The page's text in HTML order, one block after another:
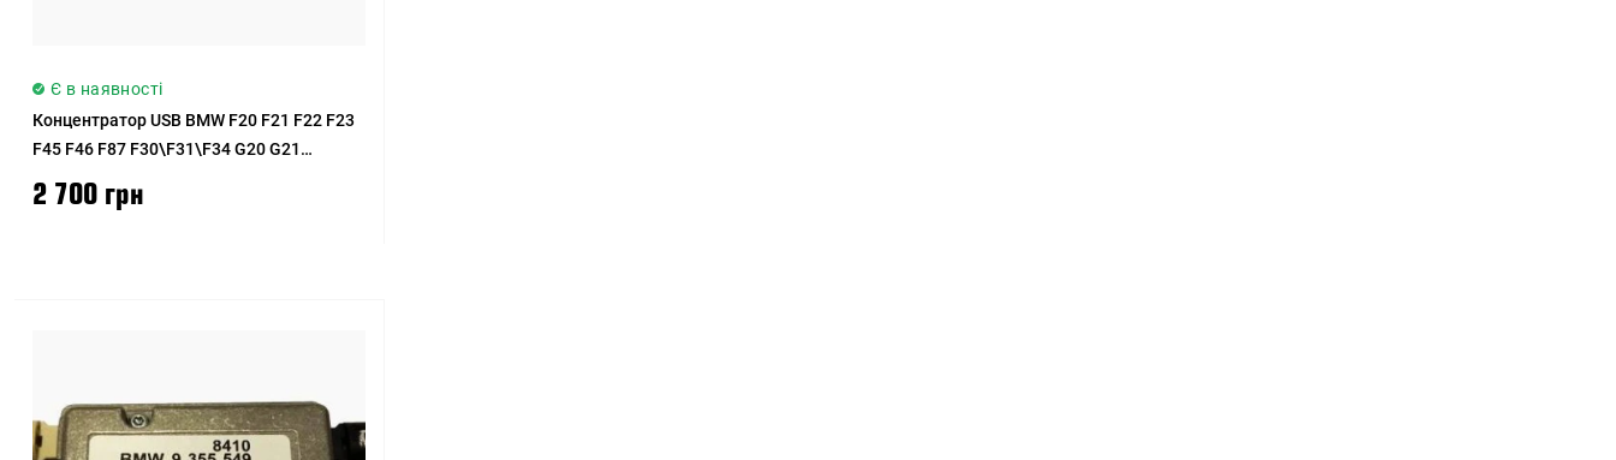
Є в наявності
Концентратор USB BMW F20 F21 F22 F23
F45 F46 F87 F30\F31\F34 G20 G21
F32\F33\F36 F82 F83 F90 G30\G31 G32
G11 G12 G15 F39 F25 G01 F97 F26 G02
2 700 грн